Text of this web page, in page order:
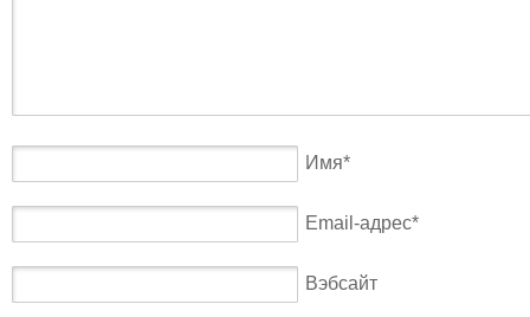
Имя*
Email-адрес*
Вэбсайт